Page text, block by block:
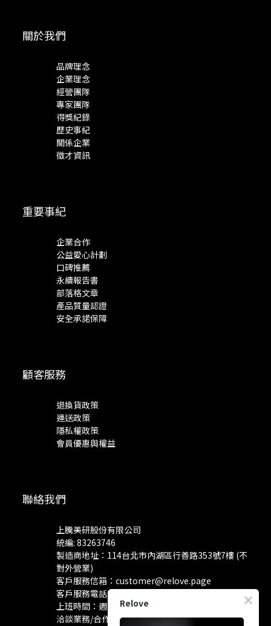
關於我們
品牌理念
企業理念
經營團隊
專家團隊
得獎紀錄
歷史事紀
關係企業
徵才資訊
重要事紀
企業合作
公益愛心計劃
口碑推薦
永續報告書
部落格文章
產品質量認證
安全承諾保障
顧客服務
退換貨政策
運送政策
隱私權政策
會員優惠與權益
聯絡我們
上騰美研股份有限公司
統編: 83263746
製造商地址：114台北市內湖區行善路353號7樓 (不
對外營業)
客戶服務信箱： customer@relove.page
客戶服務電話：
上班時間：週一至週五 10:30~18:30
洽談業務/合作資訊：pr@relove.page
Relove